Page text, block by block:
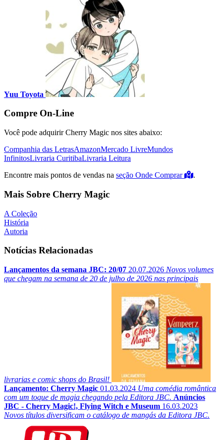
Yuu Toyota
Compre On-Line
Você pode adquirir Cherry Magic nos sites abaixo:
Companhia das LetrasAmazonMercado LivreMundos
InfinitosLivraria CuritibaLivraria Leitura
Encontre mais pontos de vendas na seção Onde Comprar .
Mais Sobre Cherry Magic
A Coleção
História
Autoria
Notícias Relacionadas
Lançamentos da semana JBC: 20/07 20.07.2026 Novos volumes
que chegam na semana de 20 de julho de 2026 nas principais
livrarias e comic shops do Brasil!
Lançamento: Cherry Magic 01.03.2024 Uma comédia romântica
com um toque de magia chegando pela Editora JBC. Anúncios
JBC - Cherry Magic!, Flying Witch e Museum 16.03.2023
Novos títulos diversificam o catálogo de mangás da Editora JBC.